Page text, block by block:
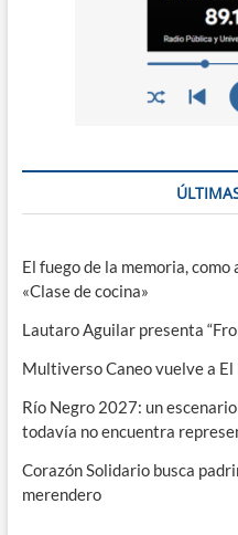
El fuego de la memoria,
«Clase de cocina»
Lautaro Aguilar presenta
Multiverso Caneo vuelve a
Río Negro 2027: un
todavía no encuentra
Corazón Solidario busca
merendero